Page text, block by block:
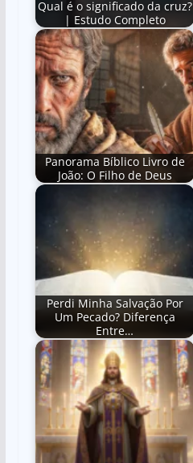
Qual é o significado da cruz?
| Estudo Completo
Panorama Bíblico Livro de
João: O Filho de Deus
Perdi Minha Salvação Por
Um Pecado? Diferença
Entre…